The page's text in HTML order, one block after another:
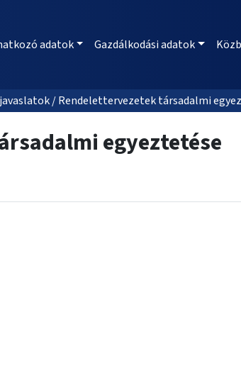
adatok Gazdálkodási adatok
/ Rendelettervezetek társadalmi
egyeztetése